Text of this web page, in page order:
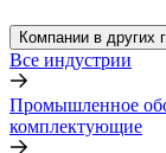
Компании в других
Все индустрии
Промышленное
комплектующие